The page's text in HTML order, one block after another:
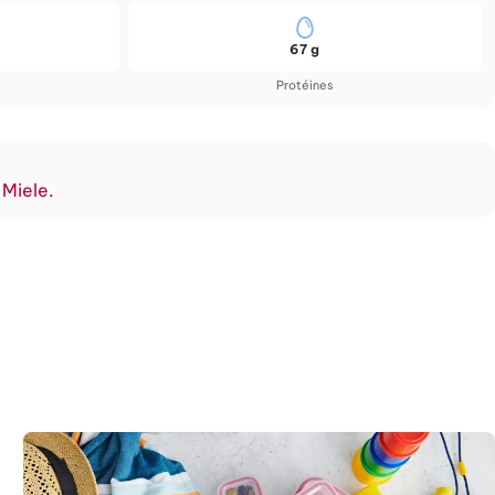
Protéines
67 g